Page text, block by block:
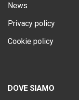
News
Privacy policy
Cookie policy
DOVE SIAMO